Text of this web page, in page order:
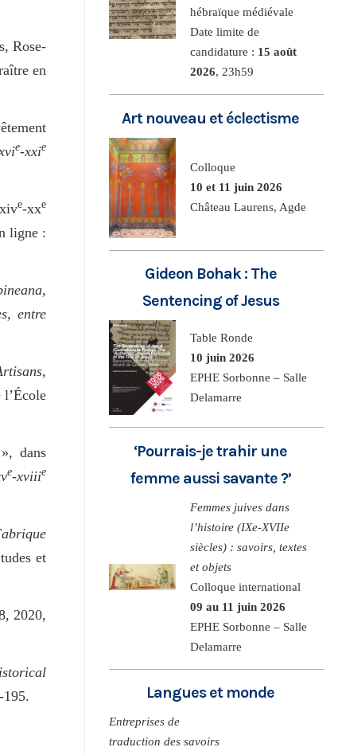
Rose-
en
e-xxie
e-xxe
ligne :
entre
l’École
dans
e-xviiie
et
2020,
195.
hébraïque médiévale
Date limite de
candidature : 15 août
2026, 23h59
Art nouveau et éclectisme
Colloque
10 et 11 juin 2026
Château Laurens, Agde
Gideon Bohak : The
Sentencing of Jesus
Table Ronde
10 juin 2026
EPHE Sorbonne – Salle
Delamarre
‘Pourrais-je trahir une
femme aussi savante ?’
Femmes juives dans
l’histoire (IXe-XVIIe
siècles) : savoirs, textes
et objets
Colloque international
09 au 11 juin 2026
EPHE Sorbonne – Salle
Delamarre
Langues et monde
Entreprises de
traduction des savoirs